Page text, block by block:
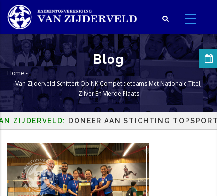
Overslaan
en
naar
inhoud
gaan
Blog
Kruimelpad
Home -
Van Zijderveld Schittert Op NK Competitieteams Met Nationale Titel,
Zilver En Vierde Plaats
DONEER AAN STICHTING TOPSPORT EN